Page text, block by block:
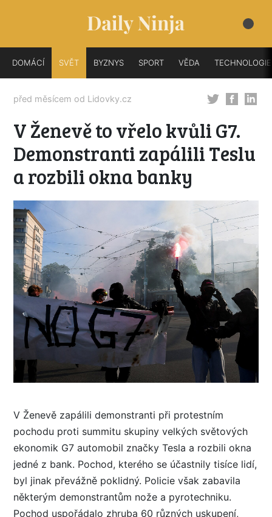
DOMÁCÍ SVĚT BYZNYS SPORT VĚDA TECHNOLOGIE
před měsícem od Lidovky.cz
V Ženevě to vřelo kvůli G7.
Demonstranti zapálili Teslu
a rozbili okna banky
V Ženevě zapálili demonstranti při protestním
pochodu proti summitu skupiny velkých světových
ekonomik G7 automobil značky Tesla a rozbili okna
jedné z bank. Pochod, kterého se účastnily tisíce lidí,
byl jinak převážně poklidný. Policie však zabavila
některým demonstrantům nože a pyrotechniku.
Pochod uspořádalo zhruba 60 různých uskupení,